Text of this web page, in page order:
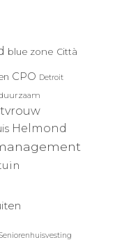
blue zone Città
CPO Detroit
Helmond